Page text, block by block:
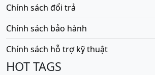
Chính sách đổi trả
Chính sách bảo hành
Chính sách hỗ trợ kỹ thuật
HOT TAGS